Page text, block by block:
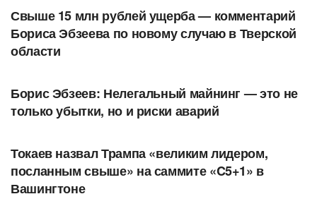
Свыше 15 млн рублей ущерба — комментарий
Бориса Эбзеева по новому случаю в Тверской
области
Борис Эбзеев: Нелегальный майнинг — это не
только убытки, но и риски аварий
Токаев назвал Трампа «великим лидером,
посланным свыше» на саммите «C5+1» в
Вашингтоне